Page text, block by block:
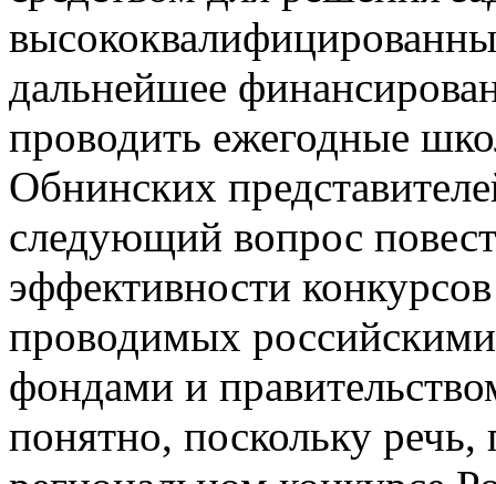
дальнейшее
проводить ежегодные
Обнинских
следующий вопрос
эффективности
проводимых
фондами и
понятно, поскольку